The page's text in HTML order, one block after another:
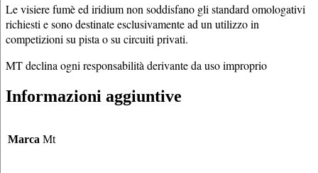
Le visiere fumè ed iridium non soddisfano gli standard omologativi
richiesti e sono destinate esclusivamente ad un utilizzo in
competizioni su pista o su circuiti privati.
MT declina ogni responsabilità derivante da uso improprio
Informazioni aggiuntive
Marca Mt